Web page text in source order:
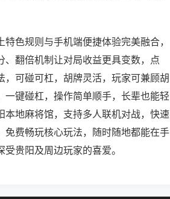
色规则与手机端便捷体验完美融合，
翻倍机制让对局收益更具变数，点
可碰可杠，胡牌灵活，玩家可兼顾胡
键碰杠，操作简单顺手，长辈也能轻
地麻将馆，支持多人联机对战，快速
费畅玩核心玩法，随时随地都能在手
贵阳及周边玩家的喜爱。